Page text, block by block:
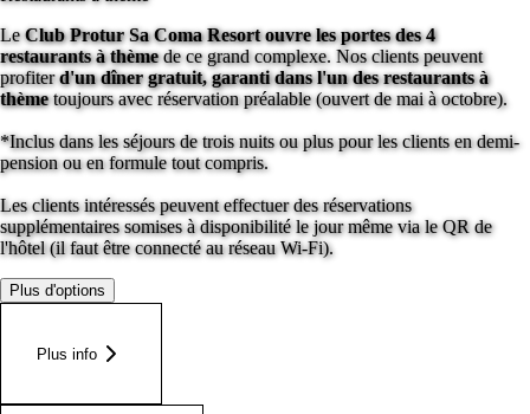
LeClub Protur Sa Coma Resort ouvre les portes des 4
restaurants à thèmede ce grand complexe. Nos clients peuvent
profiterd'un dîner gratuit, garanti dans l'un des restaurants à
thèmetoujours avec réservation préalable (ouvert de mai à octobre).
*Inclus dans les séjours de trois nuits ou plus pour les clients en demi-
pension ou en formule tout compris.
Les clients intéressés peuvent effectuer des réservations
supplémentaires somises à disponibilité le jour même via le QR de
l'hôtel (il faut être connecté au réseau Wi-Fi).
Plus d'options
Plus info